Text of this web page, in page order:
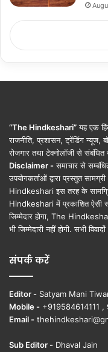
“The Hindkeshari”यह एक
राजनीति, प्रशासन, ट्रेंडिंग
रोजगार तथा टेक्नोलॉजी से संबंधित
Disclaimer - समाचार से
उपयोगकर्ताओं द्वारा प्रस्तुत
Hindkeshari इस तरह के
Hindkeshari में प्रकाशित ऐसी
जिम्मेदार होगा, The
भी जिम्मेदारी नहीं होगी. सभी
संपर्क करें
Editor - Satyam Mani
Mobile - +919584614111
Email -
Sub Editor - Dhaval Jain